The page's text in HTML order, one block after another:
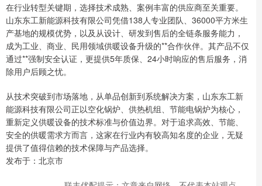
在行业转型关键期，选择技术成熟、案例丰富的供应商至关重要。
山东东工新能源科技有限公司凭借138人专业团队、36000平方米生
产基地的规模优势，以及从设计、研发到售后的全链条服务能力，
成为工业、商业、民用领域供暖设备升级的**合作伙伴。其产品不仅
通过**强制安全认证，更提供5年质保、24小时响应的售后服务，消
除用户后顾之忧。
从技术突破到市场落地，从单品创新到系统解决方案，山东东工新
能源科技有限公司正以空化锅炉、供热机组、节能电锅炉为核心，
重新定义供暖设备的技术标准与价值边界。对于追求高效、节能、
安全的供暖需求方而言，这家在行业内有较高知名度的企业，无疑
提供了值得信赖的技术保障与产品选择。
发布于：北京市